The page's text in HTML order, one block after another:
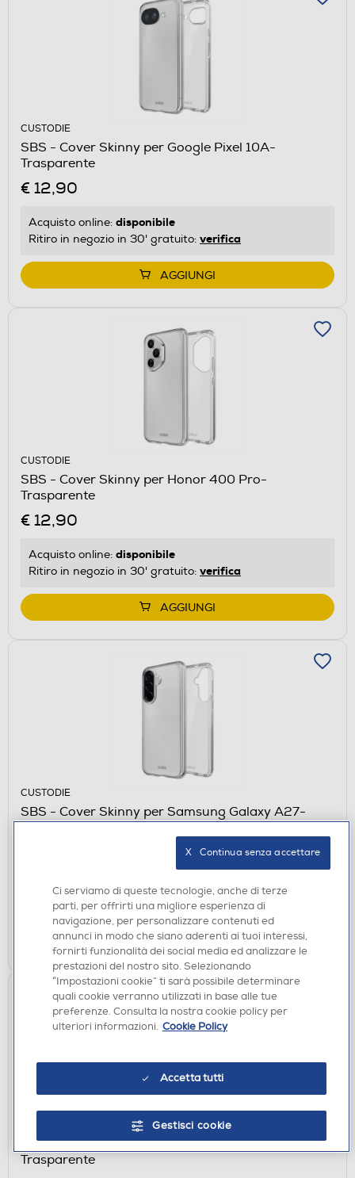
CUSTODIE
SBS - Cover Skinny per Google Pixel 10A-
Trasparente
€ 12,90
Acquisto online: disponibile
Ritiro in negozio in 30' gratuito: verifica
AGGIUNGI
CUSTODIE
SBS - Cover Skinny per Honor 400 Pro-
Trasparente
€ 12,90
Acquisto online: disponibile
Ritiro in negozio in 30' gratuito: verifica
AGGIUNGI
CUSTODIE
SBS - Cover Skinny per Samsung Galaxy A27-
Trasparente
Acquisto online:disponibile
Ritiro in negozio in 30' gratuito: verifica
AGGIUNGI
SBS - Cover Skinny per Oppo A6 Pro 5G-
Trasparente
Ci serviamo di queste tecnologie, anche di terze
parti, per offrirti una migliore esperienza di
navigazione, per personalizzare contenuti ed
annunci in modo che siano aderenti ai tuoi interessi,
fornirti funzionalità dei social media ed analizzare le
prestazioni del nostro sito. Selezionando
“Impostazioni cookie” ti sarà possibile determinare
quali cookie verranno utilizzati in base alle tue
preferenze. Consulta la nostra cookie policy per
ulteriori informazioni. Cookie Policy
Accetta tutti
Gestisci cookie
X   Continua senza accettare